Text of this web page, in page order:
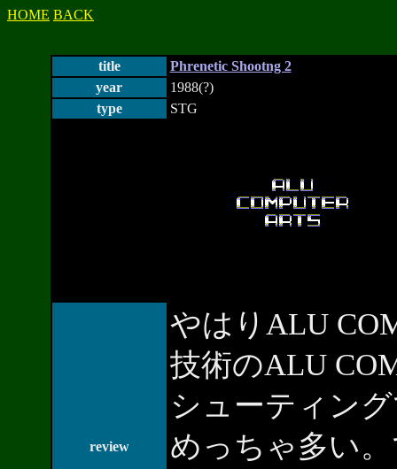
HOME BACK
title
Phrenetic Shootng 2
year
1988(?)
type
STG
review
やはりALU
技術のALU
シューティン
めっちゃ多い